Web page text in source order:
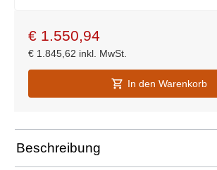
€ 1.550,94
€ 1.845,62 inkl. MwSt.
In den Warenkorb
Beschreibung